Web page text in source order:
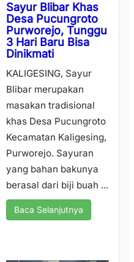
Sayur Blibar Khas
Desa Pucungroto
Purworejo, Tunggu
3 Hari Baru Bisa
Dinikmati
KALIGESING, Sayur
Blibar merupakan
masakan tradisional
khas Desa Pucungroto
Kecamatan Kaligesing,
Purworejo. Sayuran
yang bahan bakunya
berasal dari biji buah ...
Baca Selanjutnya